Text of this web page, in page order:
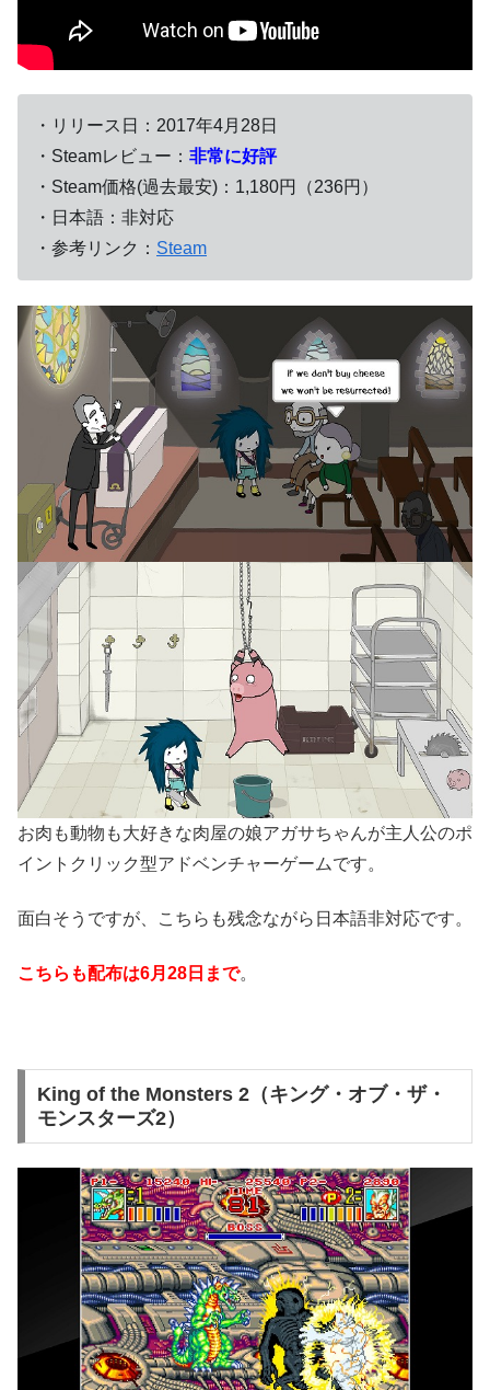
・リリース日：2017年4月28日
・Steamレビュー： 非常に好評
・Steam価格(過去最安)：1,180円（236円）
・日本語：非対応
・参考リンク： Steam
お肉も動物も大好きな肉屋の娘アガサちゃんが主人公のポ
イントクリック型アドベンチャーゲームです。
面白そうですが、こちらも残念ながら日本語非対応です。
こちらも配布は6月28日まで。
King of the Monsters 2（キング・オブ・ザ・
モンスターズ2）